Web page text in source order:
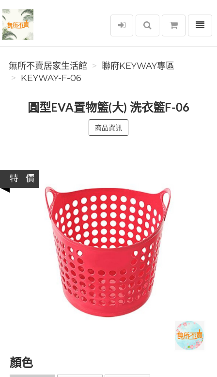
無所不賣居家生活館
選單
無所不賣居家生活館
聯府KEYWAY專區
KEYWAY-F-06
圓型EVA置物籃(大) 洗衣籃F-06
商品資訊
特 價
顏色